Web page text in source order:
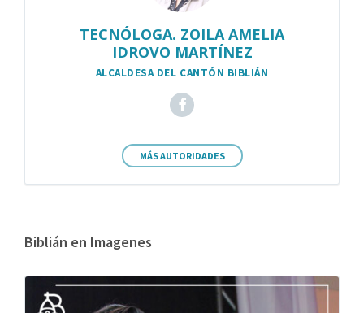
TECNÓLOGA. ZOILA AMELIA
IDROVO MARTÍNEZ
ALCALDESA DEL CANTÓN BIBLIÁN
MÁS AUTORIDADES
Biblián en Imagenes